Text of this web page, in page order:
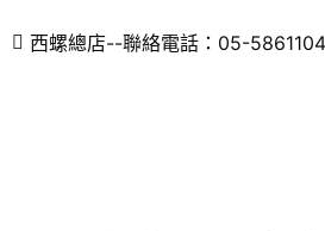
西螺總店--聯絡電話：05-5861104